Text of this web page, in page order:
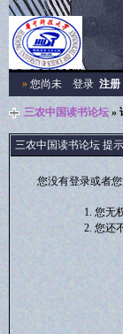
»您尚未 登录 注册|
三农中国读书论坛»
三农中国读书论坛 提
您没有登录或者
您无
您还